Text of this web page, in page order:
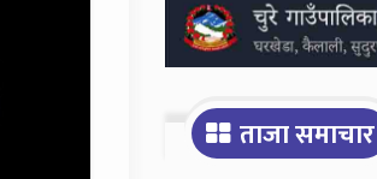
ताजा समाचार